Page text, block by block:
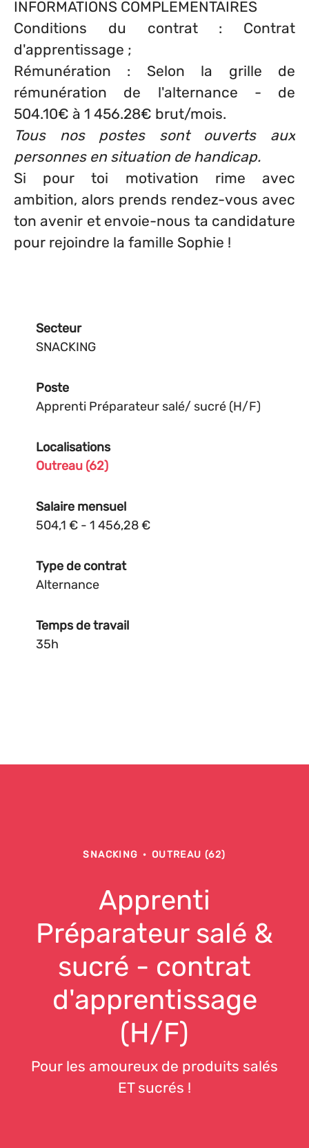
INFORMATIONS COMPLEMENTAIRES
Conditions du contrat : Contrat
d'apprentissage ;
Rémunération : Selon la grille de
rémunération de l'alternance - de
504.10€ à 1 456.28€ brut/mois.
Tous nos postes sont ouverts aux
personnes en situation de handicap.
Si pour toi motivation rime avec
ambition, alors prends rendez-vous avec
ton avenir et envoie-nous ta candidature
pour rejoindre la famille Sophie !
Secteur
SNACKING
Poste
Apprenti Préparateur salé/ sucré (H/F)
Localisations
Outreau (62)
Salaire mensuel
504,1 € - 1 456,28 €
Type de contrat
Alternance
Temps de travail
35h
SNACKING · OUTREAU (62)
Apprenti
Préparateur salé &
sucré - contrat
d'apprentissage
(H/F)
Pour les amoureux de produits salés
ET sucrés !